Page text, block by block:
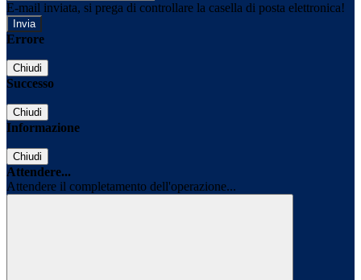
E-mail inviata, si prega di controllare la casella di posta elettronica!
Errore
Chiudi
Successo
Chiudi
Informazione
Chiudi
Attendere...
Attendere il completamento dell'operazione...